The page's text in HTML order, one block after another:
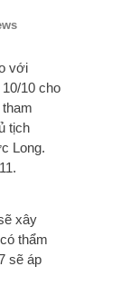
với
10/10 cho
tịch
Long.
xây
thẩm
sẽ áp